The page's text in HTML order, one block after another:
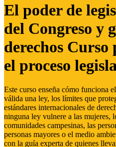
El poder de
del Congreso y
derechos
el proceso
Este curso enseña cómo funciona
válida una ley, los límites que
estándares internacionales de
ninguna ley vulnere a las mujeres,
comunidades campesinas, las
personas mayores o el medio
con la guía experta de quienes